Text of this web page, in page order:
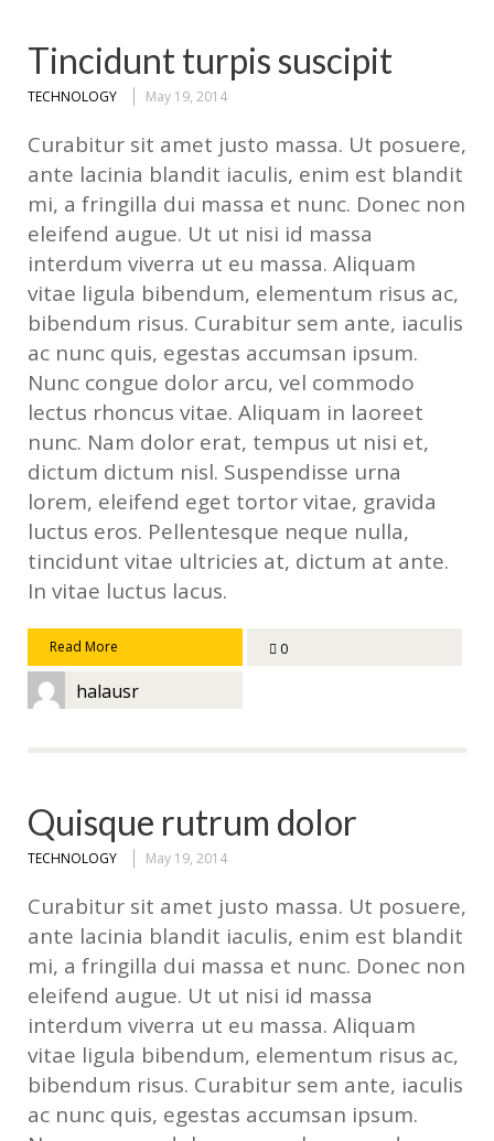
Tincidunt turpis suscipit
TECHNOLOGY May 19, 2014
Curabitur sit amet justo massa. Ut posuere,
ante lacinia blandit iaculis, enim est blandit
mi, a fringilla dui massa et nunc. Donec non
eleifend augue. Ut ut nisi id massa
interdum viverra ut eu massa. Aliquam
vitae ligula bibendum, elementum risus ac,
bibendum risus. Curabitur sem ante, iaculis
ac nunc quis, egestas accumsan ipsum.
Nunc congue dolor arcu, vel commodo
lectus rhoncus vitae. Aliquam in laoreet
nunc. Nam dolor erat, tempus ut nisi et,
dictum dictum nisl. Suspendisse urna
lorem, eleifend eget tortor vitae, gravida
luctus eros. Pellentesque neque nulla,
tincidunt vitae ultricies at, dictum at ante.
In vitae luctus lacus.
Read More 0
halausr
Quisque rutrum dolor
TECHNOLOGY May 19, 2014
Curabitur sit amet justo massa. Ut posuere,
ante lacinia blandit iaculis, enim est blandit
mi, a fringilla dui massa et nunc. Donec non
eleifend augue. Ut ut nisi id massa
interdum viverra ut eu massa. Aliquam
vitae ligula bibendum, elementum risus ac,
bibendum risus. Curabitur sem ante, iaculis
ac nunc quis, egestas accumsan ipsum.